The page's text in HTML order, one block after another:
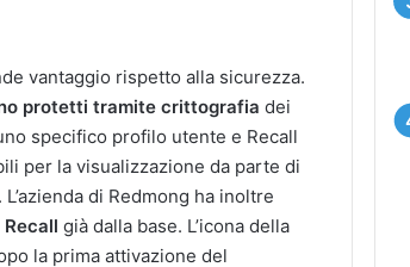
vantaggio rispetto alla sicurezza.
protetti tramite crittografia dei
specifico profilo utente e Recall
per la visualizzazione da parte di
di Redmong ha inoltre
Recallgià dalla base. L’icona della
la prima attivazione del